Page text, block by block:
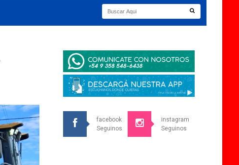
facebook
Seguinos
instagram
Seguinos